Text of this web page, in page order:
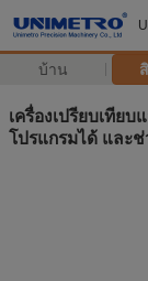
บ้าน
เครื่องเปรียบเทีย
โปรแกรมได้ และ